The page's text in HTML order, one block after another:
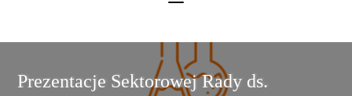
Prezentacje Sektorowej Rady ds.